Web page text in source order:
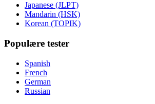
Japanese (JLPT)
Mandarin (HSK)
Korean (TOPIK)
Populære tester
Spanish
French
German
Russian